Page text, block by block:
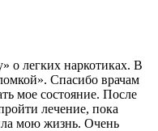
о легких наркотиках. В
Спасибо врачам
мое состояние. После
лечение, пока
мою жизнь. Очень